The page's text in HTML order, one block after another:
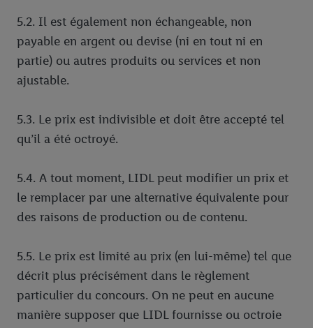
5.2. Il est également non échangeable, non
payable en argent ou devise (ni en tout ni en
partie) ou autres produits ou services et non
ajustable.
5.3. Le prix est indivisible et doit être accepté tel
qu’il a été octroyé.
5.4. A tout moment, LIDL peut modifier un prix et
le remplacer par une alternative équivalente pour
des raisons de production ou de contenu.
5.5. Le prix est limité au prix (en lui-même) tel que
décrit plus précisément dans le règlement
particulier du concours. On ne peut en aucune
manière supposer que LIDL fournisse ou octroie